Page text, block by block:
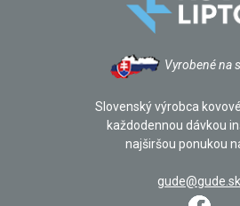
Vyrobené na
Slovenský výrobca
každodennou dávkou
najširšou ponukou
gude@gude.sk